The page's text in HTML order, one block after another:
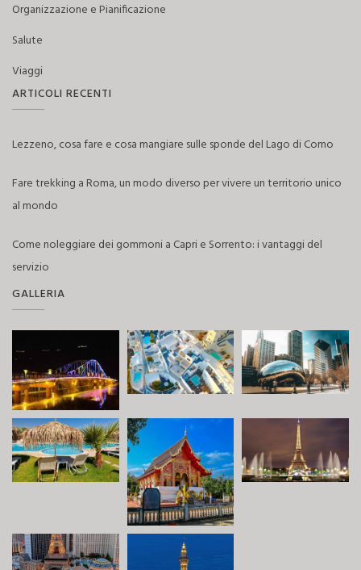
Organizzazione e Pianificazione
Salute
Viaggi
ARTICOLI RECENTI
Lezzeno, cosa fare e cosa mangiare sulle sponde del Lago di Como
Fare trekking a Roma, un modo diverso per vivere un territorio unico
al mondo
Come noleggiare dei gommoni a Capri e Sorrento: i vantaggi del
servizio
GALLERIA